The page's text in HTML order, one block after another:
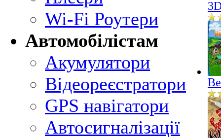
Wi-Fi Роутери
Автомобілістам
Акумулятори
Відеореєстратори
GPS навігатори
Автосигналізації